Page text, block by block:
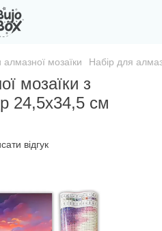
мозаїки Набір для
мозаїки з
24,5х34,5 см
відгук